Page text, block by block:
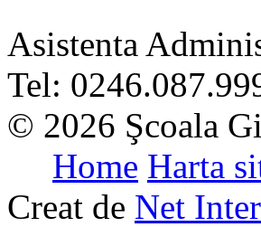
Asistenta
Tel:
© 2026 Şcoala
Home Harta
Creat de Net